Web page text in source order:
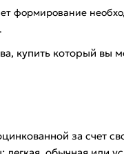
формирование
купить который вы
за счет